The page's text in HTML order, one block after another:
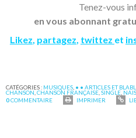
Tenez-vous
en vous abonnant
Likez, partagez, twittez et
CATÉGORIES : MUSIQUES • • ARTICLES ET
CHANSON ,CHANSON FRANÇAISE ,SINGLE
0COMMENTAIRE IMPRIMER